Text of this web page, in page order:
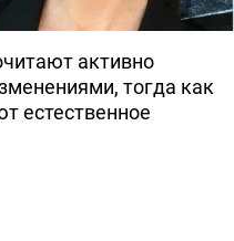
активно
тогда как
естественное